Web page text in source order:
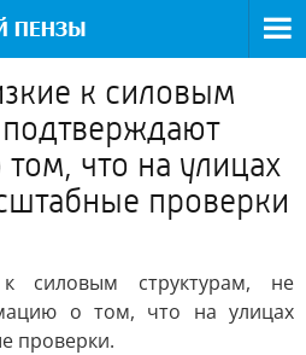
к силовым
подтверждают
что на улицах
проверки
силовым структурам, не
о том, что на улицах
проверки.